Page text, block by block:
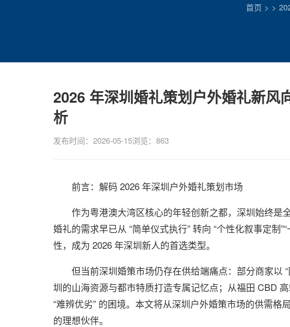
首页 > >
2026 年深圳婚礼策划户外婚礼新风
析
发布时间：2026-05-15浏览：863
前言：解码 2026 年深圳户外婚礼策划市场
作为粤港澳大湾区核心的年轻创新之都，深圳始终是
婚礼的需求早已从 “简单仪式执行” 转向 “个性化叙事定
性，成为 2026 年深圳新人的首选类型。
但当前深圳婚策市场仍存在供给端痛点：部分商家以
圳的山海资源与都市特质打造专属记忆点；从福田 CBD
“难辨优劣” 的困境。本文将从深圳户外婚策市场的供需
的理想伙伴。